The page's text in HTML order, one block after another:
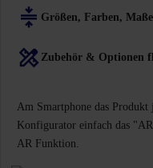
Größen, Farben,
Zubehör & Optionen
Am Smartphone das
Konfigurator einfach das
AR Funktion.